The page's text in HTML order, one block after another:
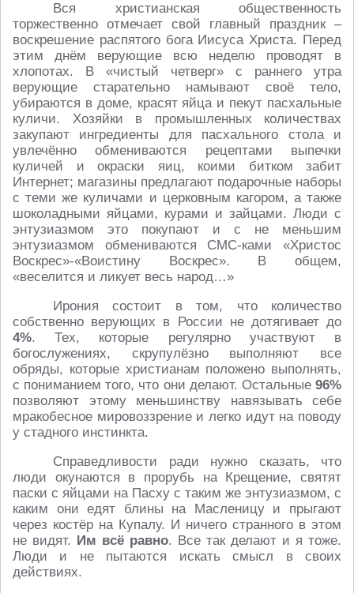
Вся христианская общественность
торжественно отмечает свой главный праздник –
воскрешение распятого бога Иисуса Христа. Перед
этим днём верующие всю неделю проводят в
хлопотах. В «чистый четверг» с раннего утра
верующие старательно намывают своё тело,
убираются в доме, красят яйца и пекут пасхальные
куличи. Хозяйки в промышленных количествах
закупают ингредиенты для пасхального стола и
увлечённо обмениваются рецептами выпечки
куличей и окраски яиц, коими битком забит
Интернет; магазины предлагают подарочные наборы
с теми же куличами и церковным кагором, а также
шоколадными яйцами, курами и зайцами. Люди с
энтузиазмом это покупают и с не меньшим
энтузиазмом обмениваются СМС-ками «Христос
Воскрес»-«Воистину Воскрес». В общем,
«веселится и ликует весь народ…»
Ирония состоит в том, что количество
собственно верующих в России не дотягивает до
4%. Тех, которые регулярно участвуют в
богослужениях, скрупулёзно выполняют все
обряды, которые христианам положено выполнять,
с пониманием того, что они делают. Остальные 96%
позволяют этому меньшинству навязывать себе
мракобесное мировоззрение и легко идут на поводу
у стадного инстинкта.
Справедливости ради нужно сказать, что
люди окунаются в прорубь на Крещение, святят
паски с яйцами на Пасху с таким же энтузиазмом, с
каким они едят блины на Масленицу и прыгают
через костёр на Купалу. И ничего странного в этом
не видят. Им всё равно. Все так делают и я тоже.
Люди и не пытаются искать смысл в своих
действиях.